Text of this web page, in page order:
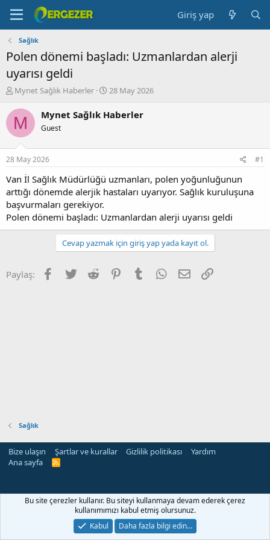
Giriş yap
Sağlık
Polen dönemi başladı: Uzmanlardan alerji
uyarısı geldi
K
n
b
u
u
b
a
ş
l
a
t
a
Mynet Sağlık Haberler
B
ş
ç
a
i
h
i
28 May 2026
M Mynet Sağlık Haberler
Guest
28 May 2026 #1
Van İl Sağlık Müdürlüğü uzmanları, polen yoğunluğunun
arttığı dönemde alerjik hastaları uyarıyor. Sağlık kuruluşuna
başvurmaları gerekiyor.
Polen dönemi başladı: Uzmanlardan alerji uyarısı geldi
Cevap yazmak için giriş yap yada kayıt ol.
Paylaş: Facebook
Twitter Reddit PinterestTumblr WhatsApp
E-posta
Sağlık
Bize ulaşın Şartlar ve kurallar Gizlilik politikası
Yardım
Ana sayfa
R
Bu site çerezler kullanır. Bu siteyi kullanmaya devam ederek çerez
kullanımımızı kabul etmiş olursunuz.
Kabul
Daha fazla bilgi edin…